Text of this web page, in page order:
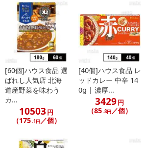
[60個]ハウス食品 選
ばれし人気店 北海
道産野菜を味わう
カ...
10503円
（175.1円／個）
[40個]ハウス食品 レ
ッドカレー 中辛 14
0g | 濃厚...
3429円
（85.8円／個）